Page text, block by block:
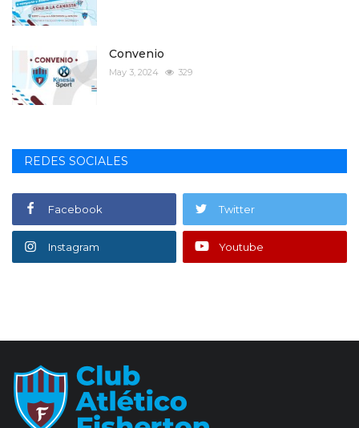
Convenio
May 3, 2024 329
REDES SOCIALES
Facebook Twitter
Instagram Youtube